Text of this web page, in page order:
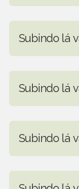
Subindo lá
Subindo lá
Subindo lá